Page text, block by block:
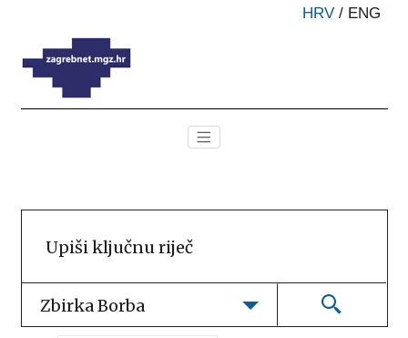
HRV / ENG
Zbirka Borba